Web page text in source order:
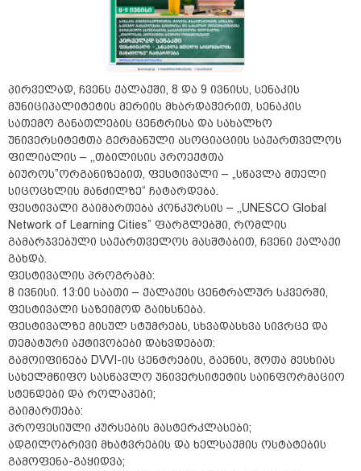
პირველად, ჩვენს ქალაქში, 8 და 9 ივნისს, სენაკის
მუნიციპალიტეტის მერიის მხარდაჭერით, სენაკის
სათემო განათლების ცენტრისა და სახალხო
უნივერსიტეტთა გერმანული ასოციაციის საქართველოს
ფილიალის – ,,თბილისის პროექტთა
ბიუროს”ორგანიზებით, ფესტივალი – „სწავლა მთელი
სიცოცხლის მანძილზე“ ჩატარდება.
ფესტივალი გაიმართება კონკურსის – ,,UNESCO Global
Network of Learning Cities” ფარგლებში, რომლის
გამარჯვებული საქართველოს მასშტაბით, ჩვენი ქალაქი
გახდა.
ფესტივალის პროგრამა:
8 ივნისი. 13:00 საათი – ქალაქის ცენტრალურ სკვერში,
ფესტივალი საზეიმოდ გაიხსნება.
ფესტივალზე მისულ სტუმრებს, სხვადასხვა სივრცე და
თემატური აქტივობები დახვდებათ:
გამოიფინება DVVI-ის ცენტრების, გაენის, შოთა მესხიას
სახელმწიფო სასწავლო უნივერსიტეტის საინფორმაციო
სტენდები და როლაპები;
გაიმართება:
პროფესიული კურსების მასტერკლასები;
ადგილობრივი მხატვრების და ხელსაქმის ოსტატების
გამოფენა-გაყიდვა;